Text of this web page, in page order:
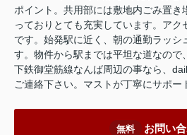
ポイント。共用部には敷地内ごみ置き
っておりとても充実しています。ア
です。始発駅に近く、朝の通勤ラッシ
す。物件から駅までは平坦な道なので
下鉄御堂筋線なんば周辺の事なら、
ご連絡下さい。マストが丁寧にサポー
無料 お問い